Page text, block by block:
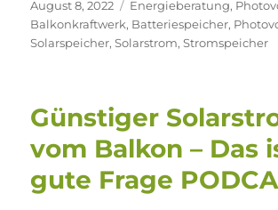
Veröffentlicht
am
August 8, 2022 Kategorien
Energieberatung,
Balkonkraftwerk, Batteriespeicher,
Solarspeicher,Solarstrom,Stromspeicher
Günstiger
vom Balkon – Das
gute Frage